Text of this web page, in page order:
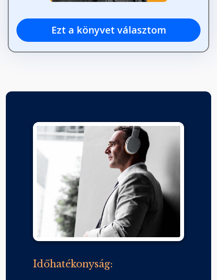
Ezt a könyvet választom
Időhatékonyság: